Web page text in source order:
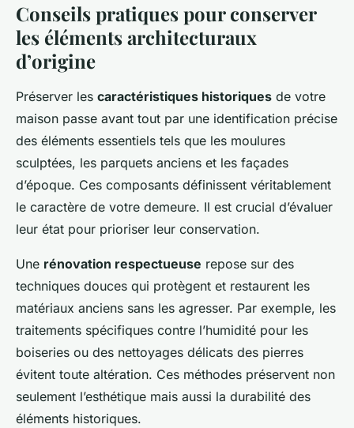
Conseils pratiques pour conserver
les éléments architecturaux
d’origine
Préserver les caractéristiques historiques de votre
maison passe avant tout par une identification précise
des éléments essentiels tels que les moulures
sculptées, les parquets anciens et les façades
d’époque. Ces composants définissent véritablement
le caractère de votre demeure. Il est crucial d’évaluer
leur état pour prioriser leur conservation.
Une rénovation respectueuse repose sur des
techniques douces qui protègent et restaurent les
matériaux anciens sans les agresser. Par exemple, les
traitements spécifiques contre l’humidité pour les
boiseries ou des nettoyages délicats des pierres
évitent toute altération. Ces méthodes préservent non
seulement l’esthétique mais aussi la durabilité des
éléments historiques.